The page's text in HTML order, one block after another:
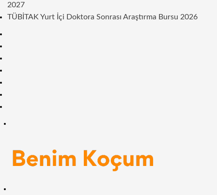
2027
TÜBİTAK Yurt İçi Doktora Sonrası Araştırma Bursu 2026